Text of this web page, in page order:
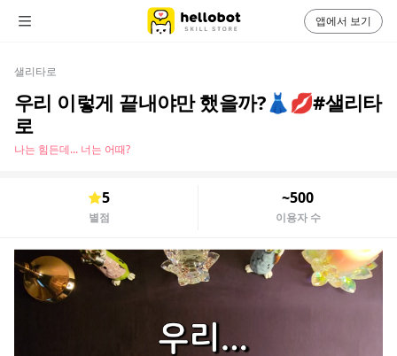
샐리타로
우리 이렇게 끝내야만 했을까?👗💋#샐리타
로
나는 힘든데... 너는 어때?
5
별점
~500
이용자 수
앱에서 보기